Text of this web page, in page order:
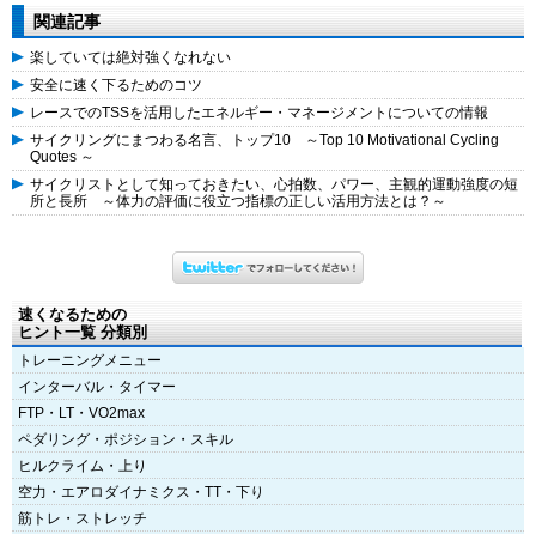
関連記事
楽していては絶対強くなれない
安全に速く下るためのコツ
レースでのTSSを活用したエネルギー・マネージメントについての情報
サイクリングにまつわる名言、トップ10 ～Top 10 Motivational Cycling
Quotes ～
サイクリストとして知っておきたい、心拍数、パワー、主観的運動強度の短
所と長所 ～体力の評価に役立つ指標の正しい活用方法とは？～
速くなるための
ヒント一覧 分類別
トレーニングメニュー
インターバル・タイマー
FTP・LT・VO2max
ペダリング・ポジション・スキル
ヒルクライム・上り
空力・エアロダイナミクス・TT・下り
筋トレ・ストレッチ